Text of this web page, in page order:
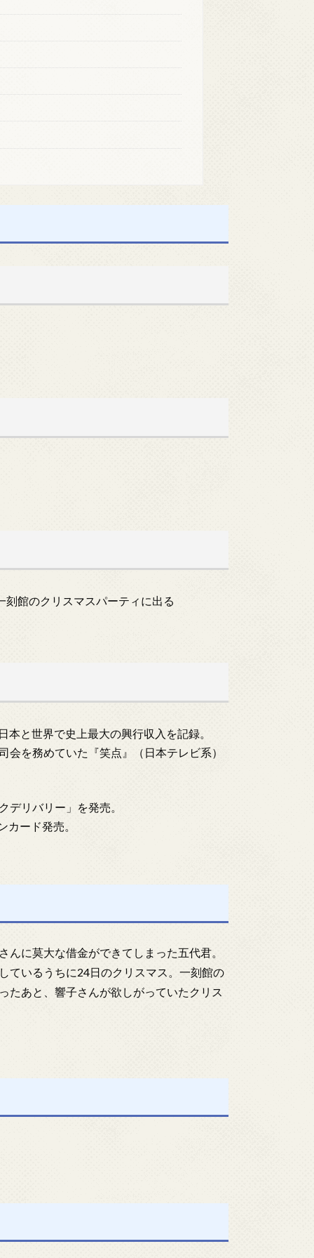
館のクリスマスパーティに出る
本と世界で史上最大の興行収入を記録。
を務めていた『笑点』（日本テレビ系）
デリバリー」を発売。
ード発売。
に莫大な借金ができてしまった五代君。
ているうちに24日のクリスマス。一刻館の
たあと、響子さんが欲しがっていたクリス